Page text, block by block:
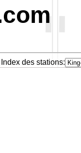
Index des stations: